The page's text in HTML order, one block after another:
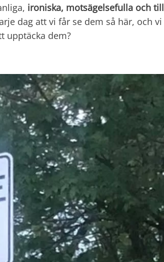
ironiska, motsägelsefulla och till
dag att vi får se dem så här, och vi
upptäcka dem?